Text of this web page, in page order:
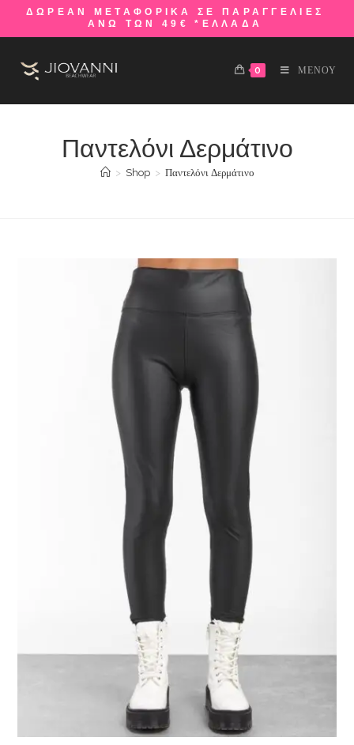
ΔΩΡΕΑΝ ΜΕΤΑΦΟΡΙΚΑ ΣΕ ΠΑΡΑΓΓΕΛΙΕΣ
ΑΝΩ ΤΩΝ 49€ *ΕΛΛΑΔΑ
0 ΜΕΝΟΥ
Παντελόνι Δερμάτινο
> Shop > Παντελόνι Δερμάτινο